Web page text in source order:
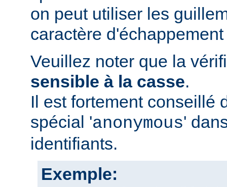
on peut utiliser les
caractère d'échappement
Veuillez noter que la
sensible à la casse.
Il est fortement conseillé
spécial 'anonymous'
identifiants.
Exemple: